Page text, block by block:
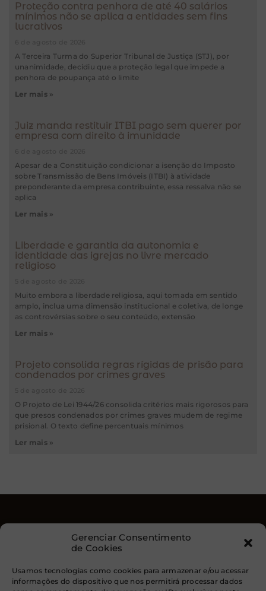
Gerenciar Consentimento
de Cookies
Usamos tecnologias como cookies para armazenar e/ou acessar
informações do dispositivo que nos permitirá processar dados
Proteção contra penhora de até 40 salários
mínimos não se aplica a entidades sem fins
lucrativos
A Terceira Turma do Superior Tribunal de Justiça (STJ), por
unanimidade, decidiu que a proteção legal que impede a
penhora de poupança até o limite
Ler mais »
Juiz manda restituir ITBI pago sem querer por
empresa com direito à imunidade
Apesar de a Constituição condicionar a isenção do Imposto
sobre Transmissão de Bens Imóveis (ITBI) à atividade
preponderante da empresa contribuinte, essa ressalva não se
aplica
Ler mais »
Liberdade e garantia da autonomia e
identidade das igrejas no livre mercado
religioso
Muito embora a liberdade religiosa, aqui tomada em sentido
amplo, inclua uma dimensão institucional e coletiva, de longe
as controvérsias sobre o seu conteúdo, extensão
Ler mais »
Projeto consolida regras rígidas de prisão para
condenados por crimes graves
O Projeto de Lei 1944/26 consolida critérios mais rigorosos para
que presos condenados por crimes graves mudem de regime
prisional. O texto define percentuais mínimos
Ler mais »